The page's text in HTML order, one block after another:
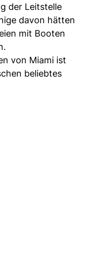
der Leitstelle
davon hätten
mit Booten
von Miami ist
beliebtes